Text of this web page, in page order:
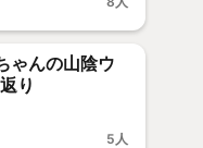
ゃんの山陰ウ
り
5人